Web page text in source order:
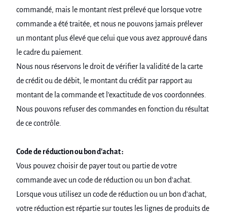
commandé, mais le montant n'est prélevé que lorsque votre
commande a été traitée, et nous ne pouvons jamais prélever
un montant plus élevé que celui que vous avez approuvé dans
le cadre du paiement.
Nous nous réservons le droit de vérifier la validité de la carte
de crédit ou de débit, le montant du crédit par rapport au
montant de la commande et l'exactitude de vos coordonnées.
Nous pouvons refuser des commandes en fonction du résultat
de ce contrôle.
Code de réduction ou bon d'achat :
Vous pouvez choisir de payer tout ou partie de votre
commande avec un code de réduction ou un bon d'achat.
Lorsque vous utilisez un code de réduction ou un bon d'achat,
votre réduction est répartie sur toutes les lignes de produits de